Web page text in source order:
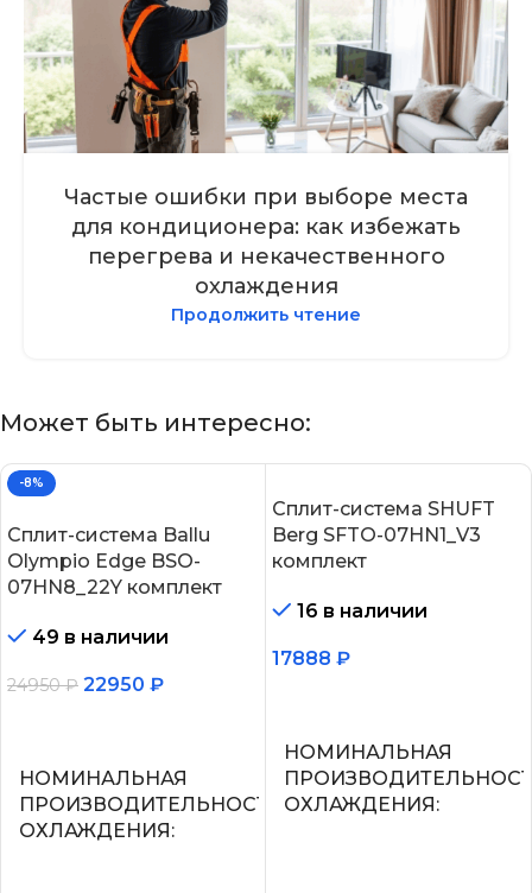
Частые ошибки при выборе места
для кондиционера: как избежать
перегрева и некачественного
охлаждения
Продолжить чтение
Может быть интересно:
-8%
Сплит-система Ballu
Olympio Edge BSO-
07HN8_22Y комплект
49 в наличии
24950₽ 22950 ₽
НОМИНАЛЬНАЯ
ПРОИЗВОДИТЕЛЬНОСТЬ
ОХЛАЖДЕНИЯ
Сплит-система SHUFT
Berg SFTO-07HN1_V3
комплект
16 в наличии
17888 ₽
НОМИНАЛЬНАЯ
ОХЛАЖДЕНИЯ